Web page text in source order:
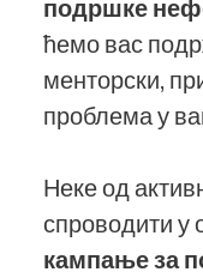
подршке
ћемо вас
менторски,
проблема у
Неке од
спроводити у
кампање за